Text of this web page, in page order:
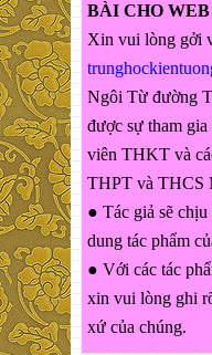
BÀI CHO
Xin vui lòng gởi
Ngôi Từ đường
được sự tham gia
viên THKT và
THPT và THCS
● Tác giả sẽ
dung tác phẩm
● Với các tác
xin vui lòng ghi
xứ của chúng.